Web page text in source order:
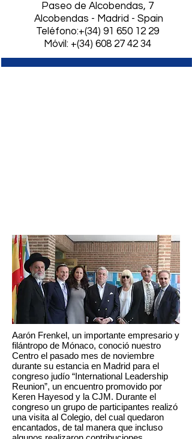
​Paseo de Alcobendas, 7
Alcobendas - Madrid - Spain
Teléfono:+(34) 91 650 12 29
Móvil: +(34) 608 27 42 34
Aarón Frenkel, un importante empresario y
filántropo de Mónaco, conoció nuestro
Centro el pasado mes de noviembre
durante su estancia en Madrid para el
congreso judío “International Leadership
Reunion”, un encuentro promovido por
Keren Hayesod y la CJM. Durante el
congreso un grupo de participantes realizó
una visita al Colegio, del cual quedaron
encantados, de tal manera que incluso